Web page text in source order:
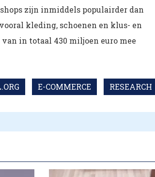
zijn inmiddels populairder dan
kleding, schoenen en klus- en
in totaal 430 miljoen euro mee
E-COMMERCE RESEARCH